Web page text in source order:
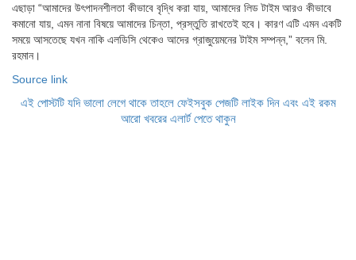
এছাড়া “আমাদের উৎপাদনশীলতা কীভাবে বৃদ্ধি করা যায়, আমাদের লিড টাইম আরও কীভাবে
কমানো যায়, এমন নানা বিষয়ে আমাদের চিন্তা, প্রস্তুতি রাখতেই হবে। কারণ এটি এমন একটি
সময়ে আসতেছে যখন নাকি এলডিসি থেকেও আদের গ্রাজুয়েমনের টাইম সম্পন্ন,” বলেন মি.
রহমান।
Source link
এই পোস্টটি যদি ভালো লেগে থাকে তাহলে ফেইসবুক পেজটি লাইক দিন এবং এই রকম
আরো খবরের এলার্ট পেতে থাকুন